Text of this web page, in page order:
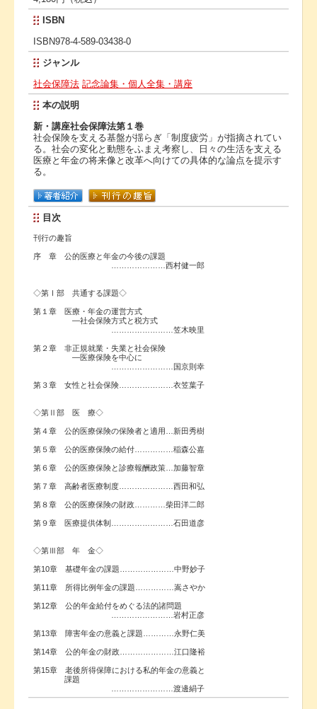
ISBN
ISBN978-4-589-03438-0
ジャンル
社会保障法 記念論集・個人全集・講座
本の説明
新・講座社会保障法第１巻
社会保険を支える基盤が揺らぎ「制度疲労」が指摘されてい
る。社会の変化と動態をふまえ考察し、日々の生活を支える
医療と年金の将来像と改革へ向けての具体的な論点を提示す
る。
目次
刊行の趣旨
序 章 公的医療と年金の今後の課題
…………………西村健一郎
◇第Ⅰ部 共通する課題◇
第１章 医療・年金の運営方式
―社会保険方式と税方式
……………………笠木映里
第２章 非正規就業・失業と社会保険
―医療保険を中心に
……………………国京則幸
第３章 女性と社会保険…………………衣笠葉子
◇第Ⅱ部 医 療◇
第４章 公的医療保険の保険者と適用…新田秀樹
第５章 公的医療保険の給付……………稲森公嘉
第６章 公的医療保険と診療報酬政策…加藤智章
第７章 高齢者医療制度…………………西田和弘
第８章 公的医療保険の財政…………柴田洋二郎
第９章 医療提供体制……………………石田道彦
◇第Ⅲ部 年 金◇
第10章 基礎年金の課題…………………中野妙子
第11章 所得比例年金の課題……………嵩さやか
第12章 公的年金給付をめぐる法的諸問題
……………………岩村正彦
第13章 障害年金の意義と課題…………永野仁美
第14章 公的年金の財政…………………江口隆裕
第15章 老後所得保障における私的年金の意義と
課題
……………………渡邊絹子